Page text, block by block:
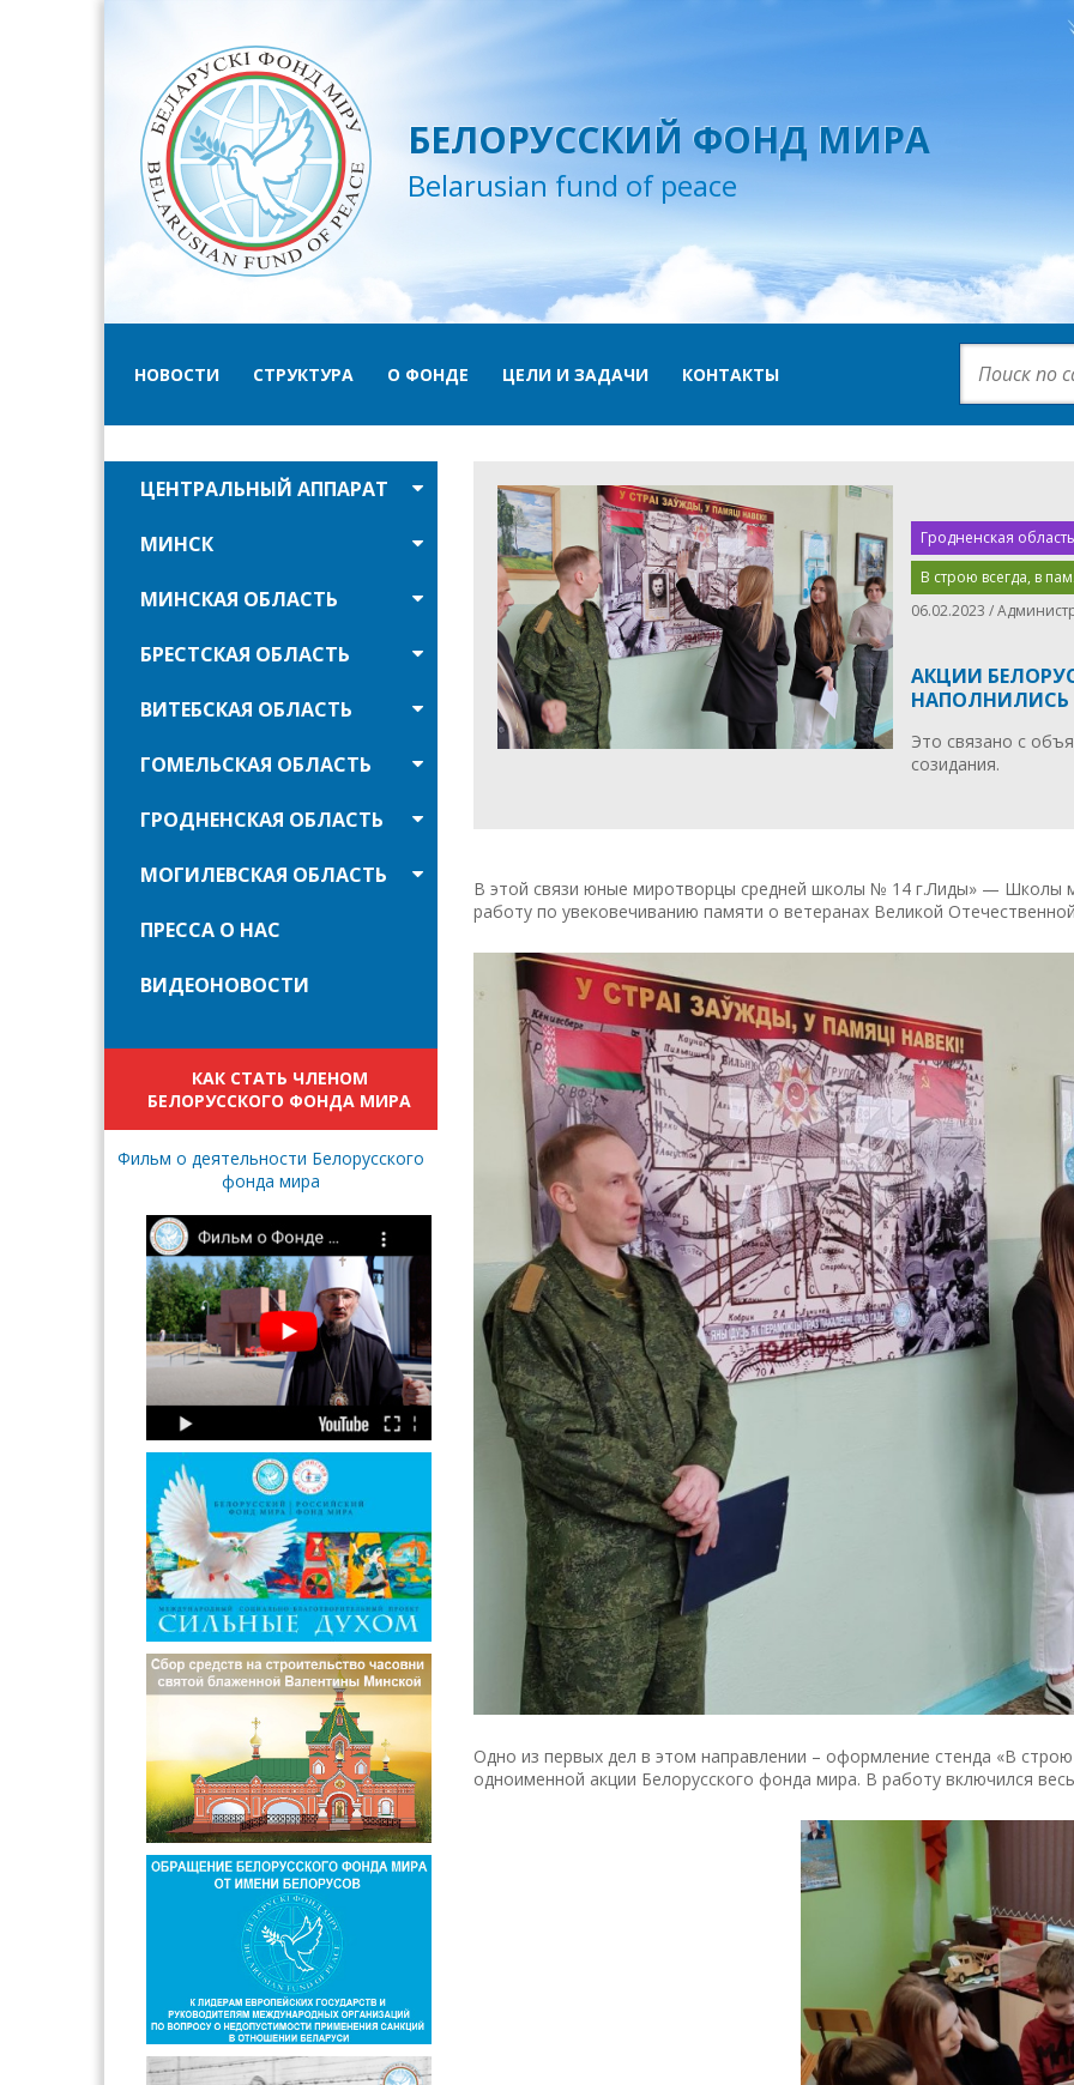
БЕЛОРУССКИЙ ФОНД МИРА
Belarusian fund of peace
НОВОСТИ СТРУКТУРА О ФОНДЕ ЦЕЛИ И ЗАДАЧИ КОНТАКТЫ
ЦЕНТРАЛЬНЫЙ АППАРАТ
МИНСК
МИНСКАЯ ОБЛАСТЬ
БРЕСТСКАЯ ОБЛАСТЬ
ВИТЕБСКАЯ ОБЛАСТЬ
ГОМЕЛЬСКАЯ ОБЛАСТЬ
ГРОДНЕНСКАЯ ОБЛАСТЬ
МОГИЛЕВСКАЯ ОБЛАСТЬ
ПРЕССА О НАС
ВИДЕОНОВОСТИ
КАК СТАТЬ ЧЛЕНОМ
БЕЛОРУССКОГО ФОНДА МИРА
Фильм о деятельности Белорусского
фонда мира
Гродненская
В строю всегда, в
06.02.2023 /
АКЦИИ
Это связано с
созидания.
В этой связи юные миротворцы средней школы № 14 г.Лиды» — Школы
работу по увековечиванию памяти о ветеранах Великой
Одно из первых дел в этом направлении – оформление стенда «В
одноименной акции Белорусского фонда мира. В работу включился